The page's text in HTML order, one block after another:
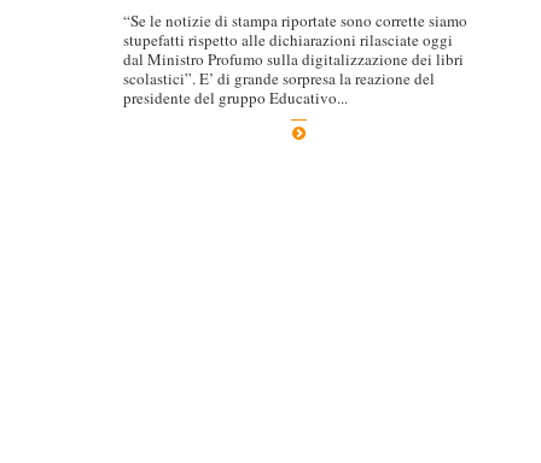
“Se le notizie di stampa riportate sono corrette siamo
stupefatti rispetto alle dichiarazioni rilasciate oggi
dal Ministro Profumo sulla digitalizzazione dei libri
scolastici”. E’ di grande sorpresa la reazione del
presidente del gruppo Educativo...